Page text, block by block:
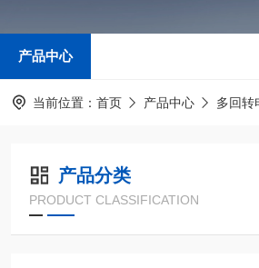
产品中心
当前位置： 首页 产品中心 多回转
产品分类
PRODUCT CLASSIFICATION